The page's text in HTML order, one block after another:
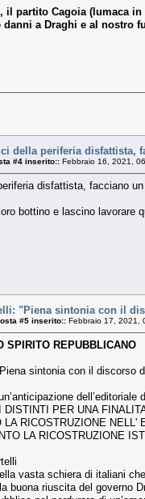
il partito Cagoia (lumaca
danni a Draghi e al nostro
della periferia disfattista,
#4 inserito:: Febbraio 16, 2021,
disfattista, facciano
bottino e lascino lavorare
"Piena sintonia con il
#5 inserito:: Febbraio 17, 2021,
SPIRITO REPUBBLICANO
sintonia con il discorso
dell’editoriale
DISTINTI PER UNA
LA RICOSTRUZIONE NELL'
LA RICOSTRUZIONE
vasta schiera di italiani
buona riuscita del governo